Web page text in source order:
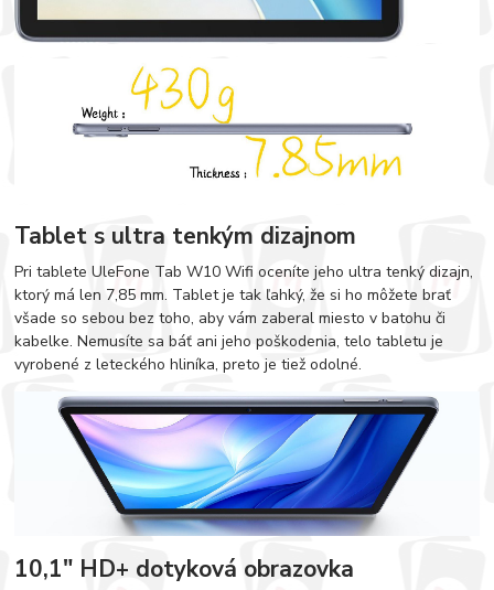
Tablet s ultra tenkým dizajnom
Pri tablete UleFone Tab W10 Wifi oceníte jeho ultra tenký dizajn,
ktorý má len 7,85 mm. Tablet je tak ľahký, že si ho môžete brať
všade so sebou bez toho, aby vám zaberal miesto v batohu či
kabelke. Nemusíte sa báť ani jeho poškodenia, telo tabletu je
vyrobené z leteckého hliníka, preto je tiež odolné.
10,1" HD+ dotyková obrazovka